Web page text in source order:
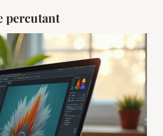
percutant